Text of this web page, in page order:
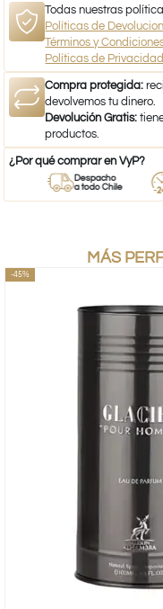
Todas nuestras
Políticas de
Términos y
Políticas de Privacidad
Compra protegida:
devolvemos tu dinero.
Devolución Gratis:
productos.
¿Por qué comprar en VyP?
Despacho
a todo Chile
MÁS
-45%